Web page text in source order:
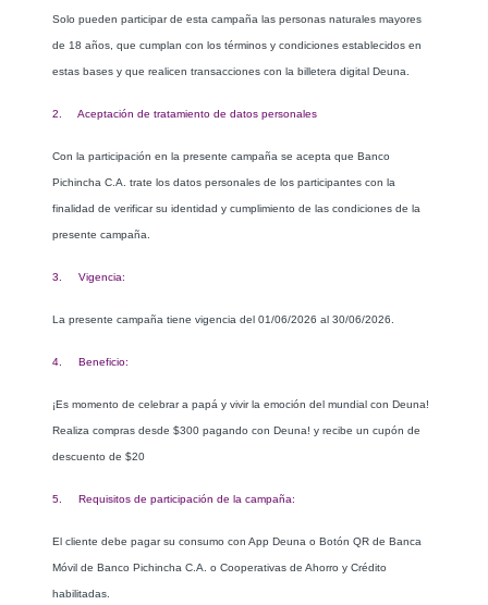
Solo pueden participar de esta campaña las personas naturales mayores
de 18 años, que cumplan con los términos y condiciones establecidos en
estas bases y que realicen transacciones con la billetera digital Deuna.
2. Aceptación de tratamiento de datos personales
Con la participación en la presente campaña se acepta que Banco
Pichincha C.A. trate los datos personales de los participantes con la
finalidad de verificar su identidad y cumplimiento de las condiciones de la
presente campaña.
3. Vigencia:
La presente campaña tiene vigencia del 01/06/2026 al 30/06/2026.
4. Beneficio:
¡Es momento de celebrar a papá y vivir la emoción del mundial con Deuna!
Realiza compras desde $300 pagando con Deuna! y recibe un cupón de
descuento de $20
5. Requisitos de participación de la campaña:
El cliente debe pagar su consumo con App Deuna o Botón QR de Banca
Móvil de Banco Pichincha C.A. o Cooperativas de Ahorro y Crédito
habilitadas.